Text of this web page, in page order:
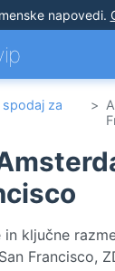
napovedi.
za
>
in ključne
Francisco,